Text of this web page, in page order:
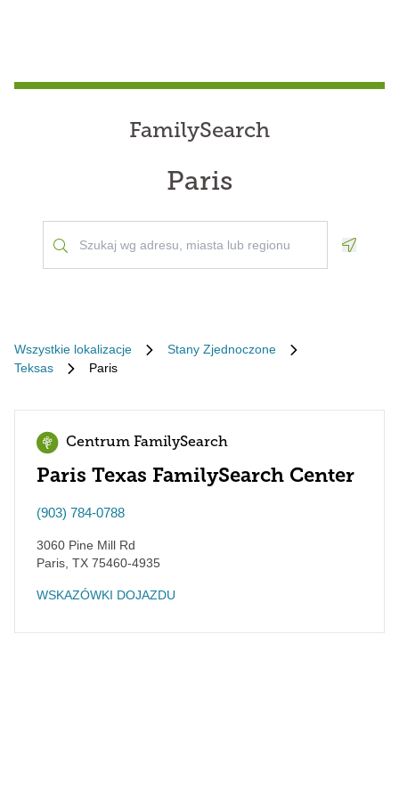
FamilySearch
Paris
Wszystkie lokalizacje
Stany Zjednoczone
Teksas
Paris
Centrum FamilySearch
Paris Texas FamilySearch Center
(903) 784-0788
3060 Pine Mill Rd
Paris TX 75460-4935
WSKAZÓWKI DOJAZDU